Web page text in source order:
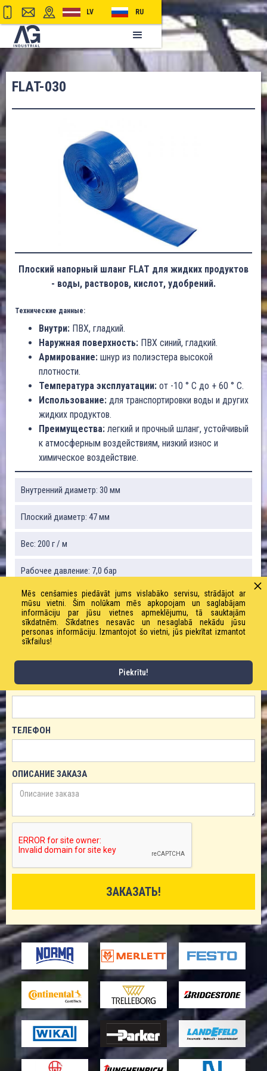
LV RU
FLAT-030
Плоский напорный шланг FLAT для жидких продуктов
- воды, растворов, кислот, удобрений.
Технические данные:
Внутри: ПВХ, гладкий.
Наружная поверхность: ПВХ синий, гладкий.
Армирование: шнур из полиэстера высокой
плотности.
Температура эксплуатации: от -10 ° C до + 60 ° C.
Использование: для транспортировки воды и других
жидких продуктов.
Преимущества: легкий и прочный шланг, устойчивый
к атмосферным воздействиям, низкий износ и
химическое воздействие.
Внутренний диаметр: 30 мм
Плоский диаметр: 47 мм
Вес: 200 г / м
Рабочее давление: 7,0 бар
ЗАКАЗАТЬ ТОВАР!
ИМЯ
ЕМАЙЛ
ТЕЛЕФОН
ОПИСАНИЕ ЗАКАЗА
Mēs cenšamies piedāvāt jums vislabāko servisu, strādājot ar
mūsu vietni. Šim nolūkam mēs apkopojam un saglabājam
informāciju par jūsu vietnes apmeklējumu, tā sauktajām
sīkdatnēm. Sīkdatnes nesavāc un nesaglabā nekādu jūsu
personas informāciju. Izmantojot šo vietni, jūs piekrītat izmantot
sīkfailus!
Piekrītu!